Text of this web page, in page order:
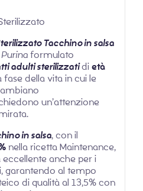
Tacchino in salsa
Purinaformulato
adulti sterilizzatidietà
fase della vita in cui le
un’attenzione
in salsa, con il
nella ricetta Maintenance,
anche per i
garantendo al tempo
di qualità al 13,5% con